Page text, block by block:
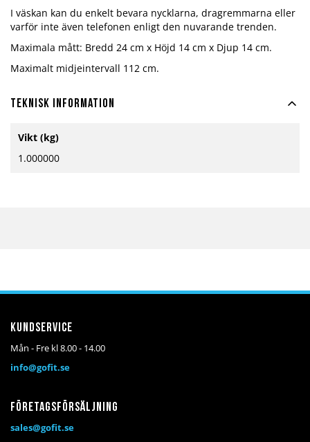
I väskan kan du enkelt bevara nycklarna, dragremmarna eller
varför inte även telefonen enligt den nuvarande trenden.
Maximala mått: Bredd 24 cm x Höjd 14 cm x Djup 14 cm.
Maximalt midjeintervall 112 cm.
Teknisk information
information
Vikt (kg)
1.000000
Kundservice
Mån - Fre kl 8.00 - 14.00
info@gofit.se
Företagsförsäljning
sales@gofit.se